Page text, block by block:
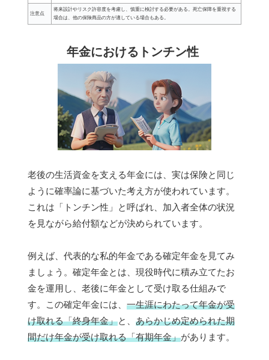
注意点
将来設計やリスク許容度を考慮し、慎重に検討する必要がある。死亡保障を重視する
場合は、他の保険商品の方が適している場合もある。
年金におけるトンチン性
老後の生活資金を支える年金には、実は保険と同じ
ように確率論に基づいた考え方が使われています。
これは「トンチン性」と呼ばれ、加入者全体の状況
を見ながら給付額などが決められています。
例えば、代表的な私的年金である確定年金を見てみ
ましょう。確定年金とは、現役時代に積み立てたお
金を運用し、老後に年金として受け取る仕組みで
す。この確定年金には、 一生涯にわたって年金が受
け取れる「終身年金」と、 あらかじめ定められた期
間だけ年金が受け取れる「有期年金」があります。